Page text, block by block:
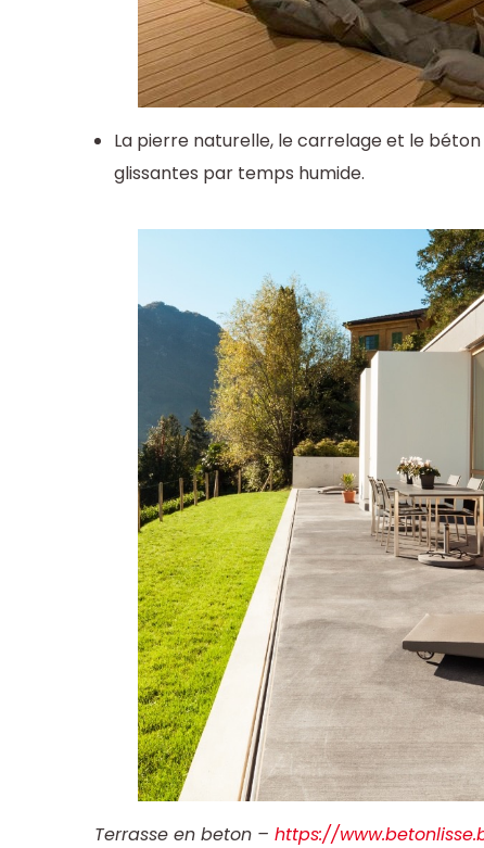
La pierre naturelle, le carrelage et le
glissantes par temps humide.
Terrasse en beton – https://